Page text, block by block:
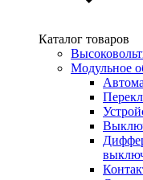
Каталог товаров
Модульное